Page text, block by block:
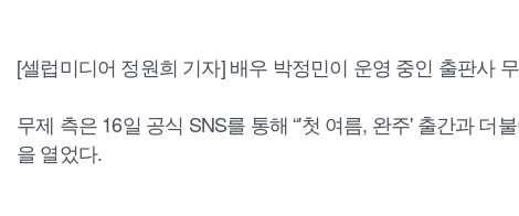
[셀럽미디어 정원희 기자] 배우 박정민이 운영 중인 출판사
무제 측은 16일 공식 SNS를 통해 “'첫 여름, 완주' 출간과 더
을 열었다.